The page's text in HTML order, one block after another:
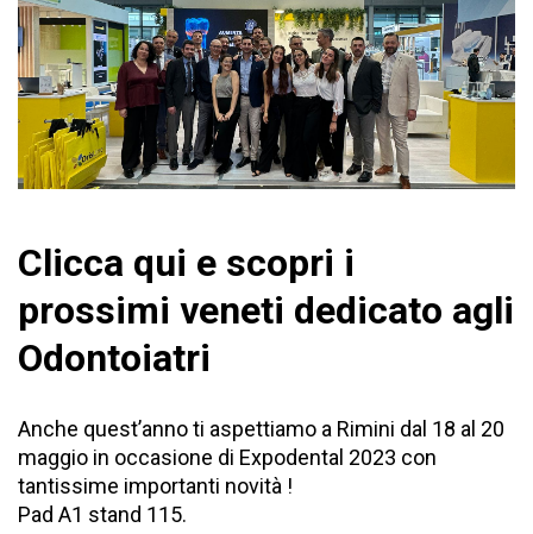
Chi siamo
Clicca qui e scopri i
prossimi veneti dedicato agli
Odontoiatri
Anche quest’anno ti aspettiamo a Rimini dal 18 al 20
maggio in occasione di Expodental 2023 con
tantissime importanti novità !
Pad A1 stand 115.